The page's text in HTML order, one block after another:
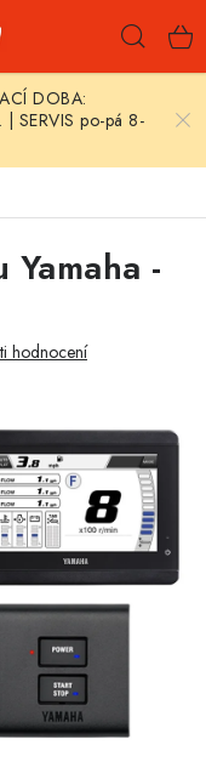
DOBA:
SERVIS po-pá 8-
-
hodnocení